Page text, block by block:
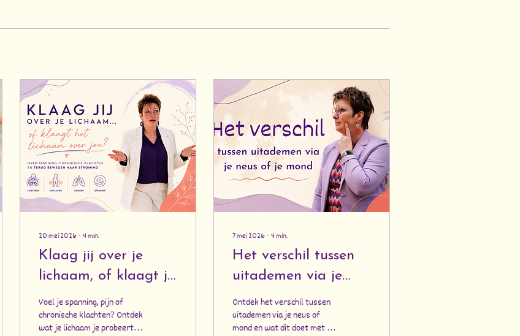
20 mei 2026 ∙ 4min.
Klaag jij over je
lichaam, of klaagt je
lichaam over jou?
Voel je spanning, pijn of
chronische klachten? Ontdek
wat je lichaam je probeert te
7 mei 2026 ∙ 4min.
Het verschil tussen
uitademen via je
neus of je mond
Ontdek het verschil tussen
uitademen via je neus of
mond en wat dit doet met je